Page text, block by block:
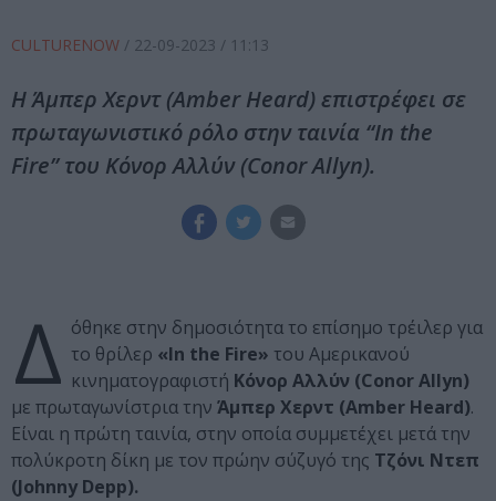
CULTURENOW / 22-09-2023 / 11:13
H Άμπερ Χερντ (Amber Heard) επιστρέφει σε
πρωταγωνιστικό ρόλο στην ταινία “In the
Fire” του Κόνορ Αλλύν (Conor Allyn).
Δ όθηκε στην δημοσιότητα το επίσημο τρέιλερ για
το θρίλερ «In the Fire» του Αμερικανού
κινηματογραφιστή Κόνορ Αλλύν (Conor Allyn)
με πρωταγωνίστρια την Άμπερ Χερντ (Amber Heard).
Είναι η πρώτη ταινία, στην οποία συμμετέχει μετά την
πολύκροτη δίκη με τον πρώην σύζυγό της Τζόνι Ντεπ
(Johnny Depp).